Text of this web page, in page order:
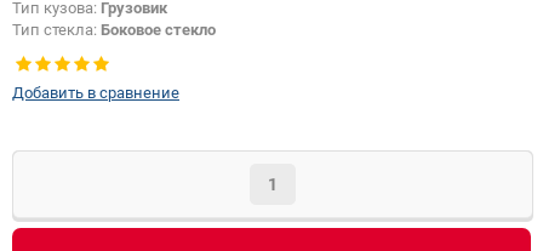
Тип кузова: Грузовик
Тип стекла: Боковое стекло
правое
Добавить в сравнение
1